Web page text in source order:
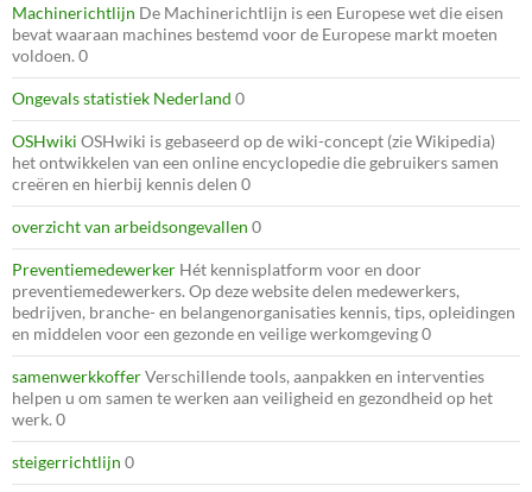
Machinerichtlijn De Machinerichtlijn is een Europese wet die eisen
bevat waaraan machines bestemd voor de Europese markt moeten
voldoen. 0
Ongevals statistiek Nederland 0
OSHwiki OSHwiki is gebaseerd op de wiki-concept (zie Wikipedia)
het ontwikkelen van een online encyclopedie die gebruikers samen
creëren en hierbij kennis delen 0
overzicht van arbeidsongevallen 0
Preventiemedewerker Hét kennisplatform voor en door
preventiemedewerkers. Op deze website delen medewerkers,
bedrijven, branche- en belangenorganisaties kennis, tips, opleidingen
en middelen voor een gezonde en veilige werkomgeving 0
samenwerkkofferVerschillende tools, aanpakken en interventies
helpen u om samen te werken aan veiligheid en gezondheid op het
werk. 0
steigerrichtlijn 0